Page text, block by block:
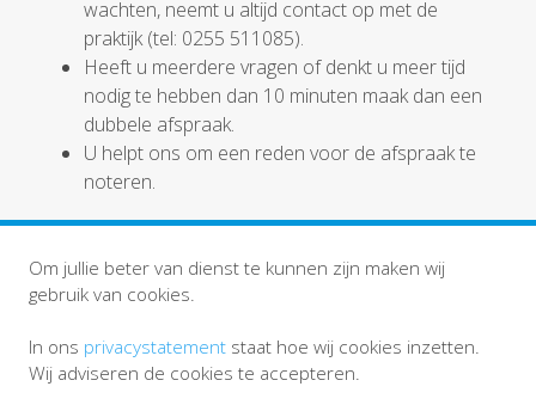
wachten, neemt u altijd contact op met de
praktijk (tel: 0255 511085).
Heeft u meerdere vragen of denkt u meer tijd
nodig te hebben dan 10 minuten maak dan een
dubbele afspraak.
U helpt ons om een reden voor de afspraak te
noteren.
Om jullie beter van dienst te kunnen zijn maken wij
gebruik van cookies.
In ons privacystatement staat hoe wij cookies inzetten.
Wij adviseren de cookies te accepteren.